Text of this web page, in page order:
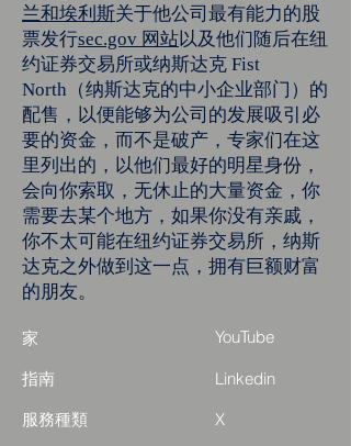
兰和埃利斯关于他公司最有能力的股
票发行sec.gov 网站以及他们随后在纽
约证券交易所或纳斯达克 Fist
North（纳斯达克的中小企业部门）的
配售，以便能够为公司的发展吸引必
要的资金，而不是破产，专家们在这
里列出的，以他们最好的明星身份，
会向你索取，无休止的大量资金，你
需要去某个地方，如果你没有亲戚，
你不太可能在纽约证券交易所，纳斯
达克之外做到这一点，拥有巨额财富
的朋友。
家
服務種類
指南
X
Linkedin
YouTube